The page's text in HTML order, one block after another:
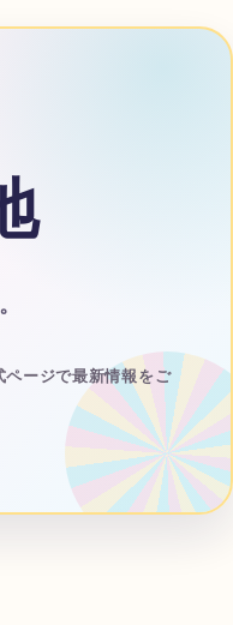
ージで最新情報をご